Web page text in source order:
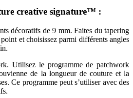
creative signature™ :
décoratifs de 9 mm. Faites du tapering
et choisissez parmi différents angles
Utilisez le programme de patchwork
de la longueur de couture et la
Ce programme peut s’utiliser avec des